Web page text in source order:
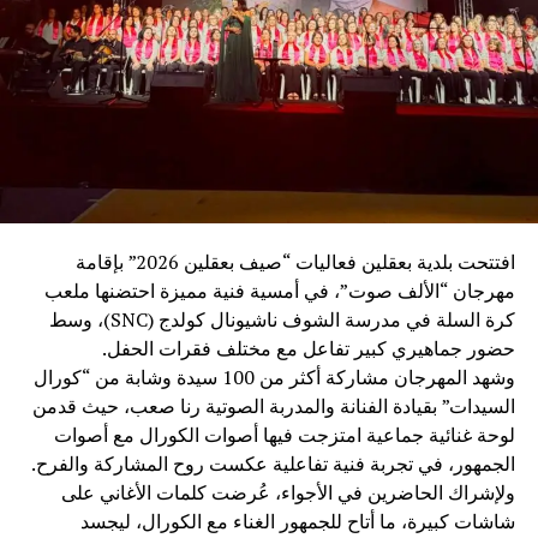
والفكر”، لما يجسده من حكمة ورقي في العمل الدبلوماسي،
مؤكدًا أن عكار كانت وستبقى أرضًا للكرامة والوطنية والانتماء
العربي، وحاضنةً للقاءات التي تعزز أواصر الأخوة والتلاقي بين
أبناء الوطن والأشقاء العرب.
وعقب الغداء، قام الوفد بجولة في بركة ومحمية بينو الطبيعية،
حيث كان في استقبالهم رئيس اتحاد بلديات الجومة ورئيس بلدية
رحبة الأستاذ عدنان ملحم، ورئيسة بلدية بينو الدكتورة كارول
فارس، اللذان قدّما شرحًا عن المحمية، وأهميتها البيئية، وتاريخ
بلدة بينو العريق وإرثها الثقافي.
بعدها، توجّه الوفد إلى منطقة القموعة – غابة العذر، حيث كان
في استقبالهم رئيس اللجنة السياحية ورئيس بلدية فنيدق
السابق الحاج أحمد عبدو البعريني، واطّلعوا على ما تتميز به
المنطقة من طبيعة خلابة، وغاباتها الوارفة وأشجارها المعمّرة
التي تُعدّ من أبرز المعالم البيئية والسياحية في عكار. وقد أبدى
افتتحت بلدية بعقلين فعاليات “صيف بعقلين 2026” بإقامة
مهرجان “الألف صوت”، في أمسية فنية مميزة احتضنها ملعب
كرة السلة في مدرسة الشوف ناشيونال كولدج (SNC)، وسط
حضور جماهيري كبير تفاعل مع مختلف فقرات الحفل.
وشهد المهرجان مشاركة أكثر من 100 سيدة وشابة من “كورال
السيدات” بقيادة الفنانة والمدربة الصوتية رنا صعب، حيث قدمن
لوحة غنائية جماعية امتزجت فيها أصوات الكورال مع أصوات
الجمهور، في تجربة فنية تفاعلية عكست روح المشاركة والفرح.
ولإشراك الحاضرين في الأجواء، عُرضت كلمات الأغاني على
شاشات كبيرة، ما أتاح للجمهور الغناء مع الكورال، ليجسد